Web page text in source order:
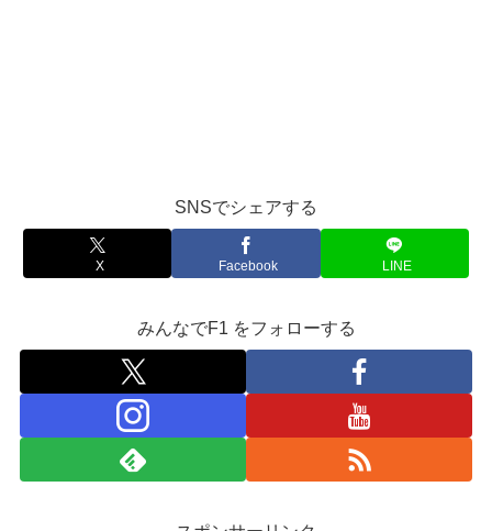
SNSでシェアする
X Facebook LINE
みんなでF1 をフォローする